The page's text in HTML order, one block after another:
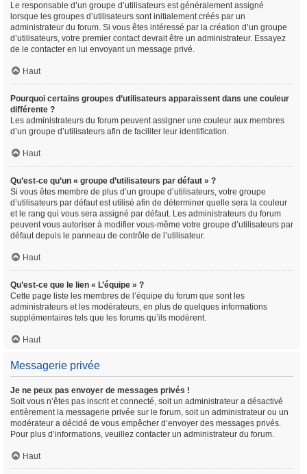
Le responsable d’un groupe d’utilisateurs est généralement assigné
lorsque les groupes d’utilisateurs sont initialement créés par un
administrateur du forum. Si vous êtes intéressé par la création d’un groupe
d’utilisateurs, votre premier contact devrait être un administrateur. Essayez
de le contacter en lui envoyant un message privé.
Haut
Pourquoi certains groupes d’utilisateurs apparaissent dans une couleur
différente ?
Les administrateurs du forum peuvent assigner une couleur aux membres
d’un groupe d’utilisateurs afin de faciliter leur identification.
Haut
Qu’est-ce qu’un « groupe d’utilisateurs par défaut » ?
Si vous êtes membre de plus d’un groupe d’utilisateurs, votre groupe
d’utilisateurs par défaut est utilisé afin de déterminer quelle sera la couleur
et le rang qui vous sera assigné par défaut. Les administrateurs du forum
peuvent vous autoriser à modifier vous-même votre groupe d’utilisateurs par
défaut depuis le panneau de contrôle de l’utilisateur.
Haut
Qu’est-ce que le lien « L’équipe » ?
Cette page liste les membres de l’équipe du forum que sont les
administrateurs et les modérateurs, en plus de quelques informations
supplémentaires tels que les forums qu’ils modèrent.
Haut
Messagerie privée
Je ne peux pas envoyer de messages privés !
Soit vous n’êtes pas inscrit et connecté, soit un administrateur a désactivé
entièrement la messagerie privée sur le forum, soit un administrateur ou un
modérateur a décidé de vous empêcher d’envoyer des messages privés.
Pour plus d’informations, veuillez contacter un administrateur du forum.
Haut